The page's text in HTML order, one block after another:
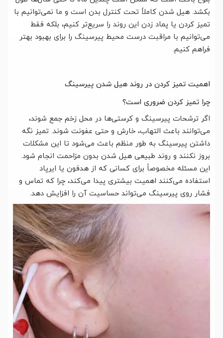
بکشد. هیل شدن کاملاً تحت کنترل بدن است و ما نمی‌توانیم با
تمیز کردن یا پماد زدن این روند را سریع‌تر کنیم، بلکه فقط
می‌توانیم با مراقبت درست محیط پیرسینگ را برای بهبود بهتر
فراهم کنیم.
اهمیت تمیز کردن در روند هیل شدن پیرسینگ
چرا تمیز کردن ضروری است؟
اگر ترشحات پیرسینگ و کرستی‌ها در محل زخم جمع شوند،
می‌توانند باعث التهاب، خارش و حتی عفونت شوند. تمیز نگه
داشتن پیرسینگ به طور منظم باعث می‌شود تا این مشکلات
بروز نکنند و روند طبیعی هیل شدن بدون مزاحمت انجام شود.
این مسئله مخصوصاً برای کسانی که از هدفون یا ایرپاد
استفاده می‌کنند اهمیت بیشتری پیدا می‌کند، چرا که تماس و
فشار روی پیرسینگ می‌تواند حساسیت آن را افزایش دهد.